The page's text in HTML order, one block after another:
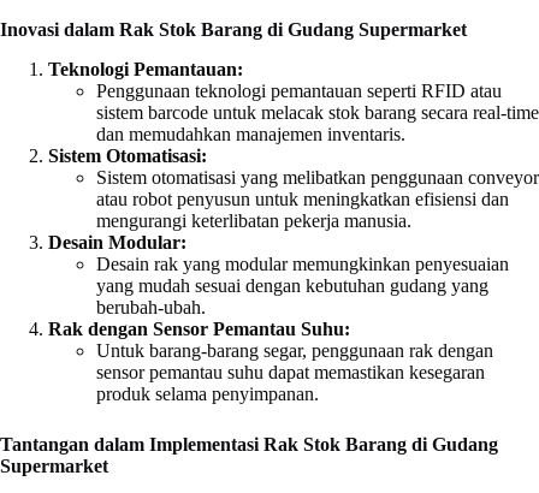
Inovasi dalam Rak Stok Barang di Gudang Supermarket
Teknologi Pemantauan:
Penggunaan teknologi pemantauan seperti RFID atau
sistem barcode untuk melacak stok barang secara real-time
dan memudahkan manajemen inventaris.
Sistem Otomatisasi:
Sistem otomatisasi yang melibatkan penggunaan conveyor
atau robot penyusun untuk meningkatkan efisiensi dan
mengurangi keterlibatan pekerja manusia.
Desain Modular:
Desain rak yang modular memungkinkan penyesuaian
yang mudah sesuai dengan kebutuhan gudang yang
berubah-ubah.
Rak dengan Sensor Pemantau Suhu:
Untuk barang-barang segar, penggunaan rak dengan
sensor pemantau suhu dapat memastikan kesegaran
produk selama penyimpanan.
Tantangan dalam Implementasi Rak Stok Barang di Gudang
Supermarket